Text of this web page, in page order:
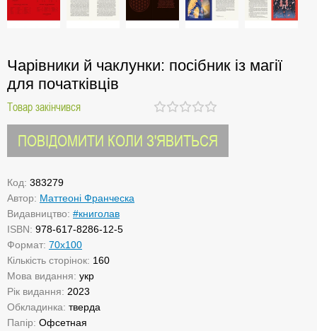
Чарівники й чаклунки: посібник із магії
для початківців
Товар закінчився
ПОВІДОМИТИ КОЛИ З'ЯВИТЬСЯ
Код: 383279
Автор: Маттеоні Франческа
Видавництво: #книголав
ISBN: 978-617-8286-12-5
Формат: 70х100
Кількість сторінок: 160
Мова видання: укр
Рік видання: 2023
Обкладинка: тверда
Папір: Офсетная